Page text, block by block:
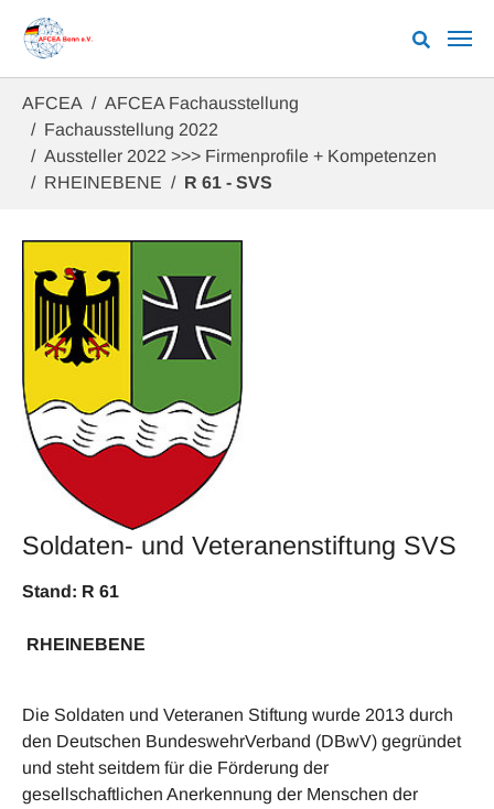
AFCEA
AFCEA Fachausstellung
Fachausstellung 2022
Aussteller 2022 >>> Firmenprofile + Kompetenzen
RHEINEBENE
R 61 - SVS
Soldaten- und Veteranenstiftung SVS
Stand: R 61
RHEINEBENE
Die Soldaten und Veteranen Stiftung wurde 2013 durch
den Deutschen BundeswehrVerband (DBwV) gegründet
und steht seitdem für die Förderung der
gesellschaftlichen Anerkennung der Menschen der